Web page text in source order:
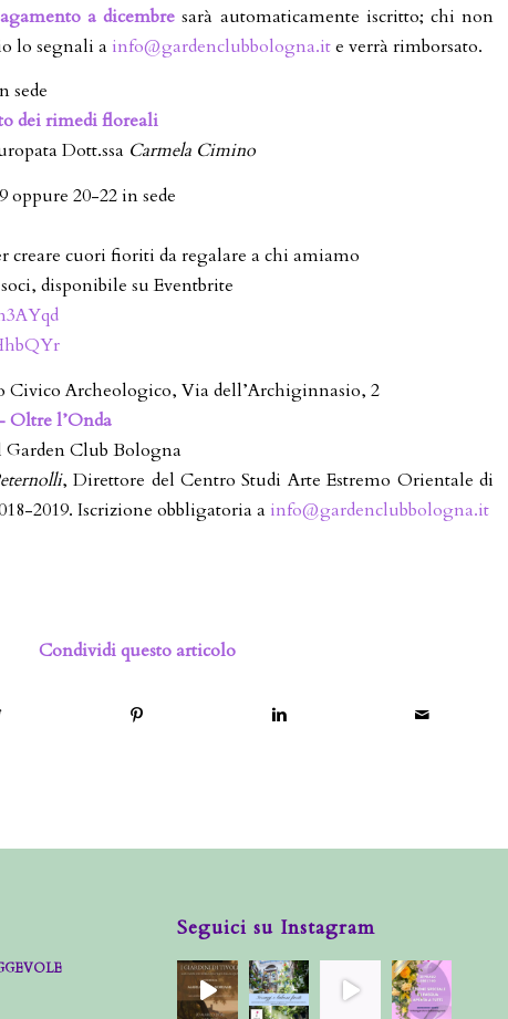
a dicembre sarà automaticamente iscritto; chi non
lo segnali a info@gardenclubbologna.ite verrà rimborsato.
sede
dei rimedi floreali
Dott.ssa Carmela Cimino
oppure 20-22 in sede
creare cuori fioriti da regalare a chi amiamo
disponibile su Eventbrite
Civico Archeologico, Via dell’Archiginnasio, 2
Oltre l’Onda
Club Bologna
, Direttore del Centro Studi Arte Estremo Orientale di
2019. Iscrizione obbligatoria a info@gardenclubbologna.it
Condividi questo articolo
Seguici su Instagram